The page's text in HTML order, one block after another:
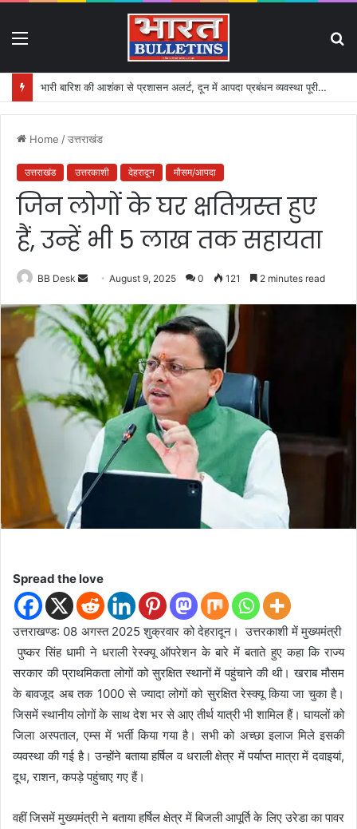
भारी बारिश की आशंका से प्रशासन अलर्ट, दून में आपदा प्रबंधन व्यवस्था पूरी तरह सक्रिय
Home /उत्तराखंड
उत्तराखंड उत्तरकाशी देहरादून मौसम/आपदा
जिन लोगों के घर क्षतिग्रस्त हुए
हैं, उन्हें भी 5 लाख तक सहायता
BB Desk
n
d
a
n
e
m
i
l
August 9, 2025 0 121 2 minutes read
Spread the love
उत्तराखण्ड: 08 अगस्त 2025 शुक्रवार को देहरादून। उत्तरकाशी में मुख्यमंत्री
पुष्कर सिंह धामी ने धराली रेस्क्यू ऑपरेशन के बारे में बताते हुए कहा कि राज्य
सरकार की प्राथमिकता लोगों को सुरक्षित स्थानों में पहुंचाने की थी। खराब मौसम
के बावजूद अब तक 1000 से ज्यादा लोगों को सुरक्षित रेस्क्यू किया जा चुका है।
जिसमें स्थानीय लोगों के साथ देश भर से आए तीर्थ यात्री भी शामिल हैं। घायलों को
जिला अस्पताल, एम्स में भर्ती किया गया है। सभी को अच्छा इलाज मिले इसकी
व्यवस्था की गई है। उन्होंने बताया हर्षिल व धराली क्षेत्र में पर्याप्त मात्रा में दवाइयां,
दूध, राशन, कपड़े पहुंचाए गए हैं।
वहीं जिसमें मुख्यमंत्री ने बताया हर्षिल क्षेत्र में बिजली आपूर्ति के लिए उरेडा का पावर